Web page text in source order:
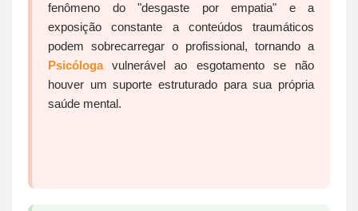
fenômeno do "desgaste por empatia" e a
exposição constante a conteúdos traumáticos
podem sobrecarregar o profissional, tornando a
Psicólogavulnerável ao esgotamento se não
houver um suporte estruturado para sua própria
saúde mental.